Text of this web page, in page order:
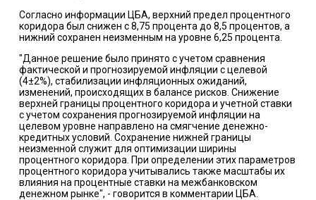
Согласно информации ЦБА, верхний предел процентного
коридора был снижен с 8,75 процента до 8,5 процентов, а
нижний сохранен неизменным на уровне 6,25 процента.
"Данное решение было принято с учетом сравнения
фактической и прогнозируемой инфляции с целевой
(4±2%), стабилизации инфляционных ожиданий,
изменений, происходящих в балансе рисков. Снижение
верхней границы процентного коридора и учетной ставки
с учетом сохранения прогнозируемой инфляции на
целевом уровне направлено на смягчение денежно-
кредитных условий. Сохранение нижней границы
неизменной служит для оптимизации ширины
процентного коридора. При определении этих параметров
процентного коридора учитывались также масштабы их
влияния на процентные ставки на межбанковском
денежном рынке", - говорится в комментарии ЦБА.